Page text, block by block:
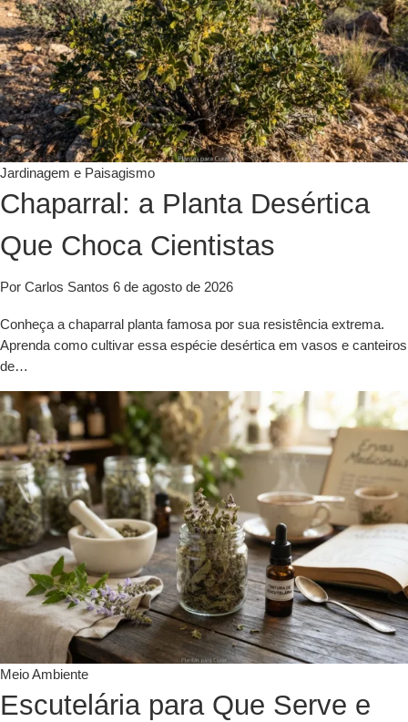
Jardinagem e Paisagismo
Chaparral: a Planta Desértica
Que Choca Cientistas
Por Carlos Santos 6 de agosto de 2026
Conheça a chaparral planta famosa por sua resistência extrema.
Aprenda como cultivar essa espécie desértica em vasos e canteiros
de…
Meio Ambiente
Escutelária para Que Serve e